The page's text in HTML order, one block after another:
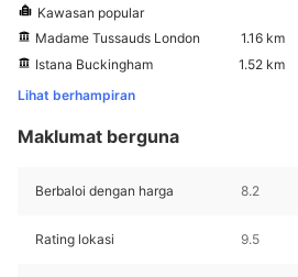
Kawasan popular
Madame Tussauds London
1.16 km
Istana Buckingham
1.52 km
Lihat berhampiran
Maklumat berguna
Berbaloi dengan harga 8.2
Rating lokasi 9.5